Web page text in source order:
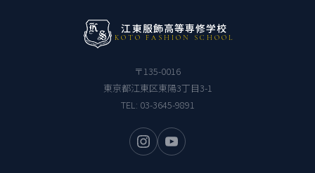
江東服飾高等専修学校
KOTO FASHION SCHOOL
〒135-0016
東京都江東区東陽3丁目3-1
TEL: 03-3645-9891